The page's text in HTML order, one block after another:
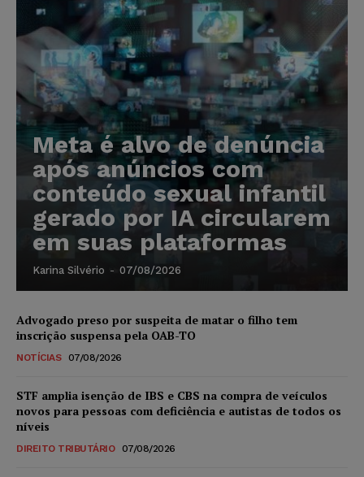
Meta é alvo de denúncia
após anúncios com
conteúdo sexual infantil
gerado por IA circularem
em suas plataformas
Karina Silvério - 07/08/2026
Advogado preso por suspeita de matar o filho tem
inscrição suspensa pela OAB-TO
NOTÍCIAS 07/08/2026
STF amplia isenção de IBS e CBS na compra de veículos
novos para pessoas com deficiência e autistas de todos os
níveis
DIREITO TRIBUTÁRIO 07/08/2026